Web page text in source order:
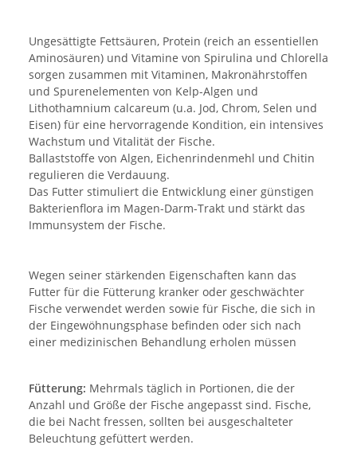
Ungesättigte Fettsäuren, Protein (reich an essentiellen
Aminosäuren) und Vitamine von Spirulina und Chlorella
sorgen zusammen mit Vitaminen, Makronährstoffen
und Spurenelementen von Kelp-Algen und
Lithothamnium calcareum (u.a. Jod, Chrom, Selen und
Eisen) für eine hervorragende Kondition, ein intensives
Wachstum und Vitalität der Fische.
Ballaststoffe von Algen, Eichenrindenmehl und Chitin
regulieren die Verdauung.
Das Futter stimuliert die Entwicklung einer günstigen
Bakterienflora im Magen-Darm-Trakt und stärkt das
Immunsystem der Fische.
Wegen seiner stärkenden Eigenschaften kann das
Futter für die Fütterung kranker oder geschwächter
Fische verwendet werden sowie für Fische, die sich in
der Eingewöhnungsphase befinden oder sich nach
einer medizinischen Behandlung erholen müssen
Fütterung: Mehrmals täglich in Portionen, die der
Anzahl und Größe der Fische angepasst sind. Fische,
die bei Nacht fressen, sollten bei ausgeschalteter
Beleuchtung gefüttert werden.